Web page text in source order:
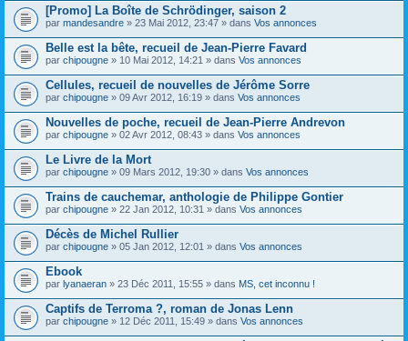
o
n
t
i
e
n
t
u
n
o
n
d
a
g
e
[Promo] La Boîte de Schrödinger, saison 2
par mandesandre » 23 Mai 2012, 23:47 » dans Vos annonces
Belle est la bête, recueil de Jean-Pierre Favard
par chipougne » 10 Mai 2012, 14:21 » dans Vos annonces
Cellules, recueil de nouvelles de Jérôme Sorre
par chipougne » 09 Avr 2012, 16:19 » dans Vos annonces
Nouvelles de poche, recueil de Jean-Pierre Andrevon
par chipougne » 02 Avr 2012, 08:43 » dans Vos annonces
Le Livre de la Mort
par chipougne » 09 Mars 2012, 19:30 » dans Vos annonces
Trains de cauchemar, anthologie de Philippe Gontier
par chipougne » 22 Jan 2012, 10:31 » dans Vos annonces
Décès de Michel Rullier
par chipougne » 05 Jan 2012, 12:01 » dans Vos annonces
Ebook
par lyanaeran » 23 Déc 2011, 15:55 » dans MS, cet inconnu !
Captifs de Terroma ?, roman de Jonas Lenn
par chipougne » 12 Déc 2011, 15:49 » dans Vos annonces